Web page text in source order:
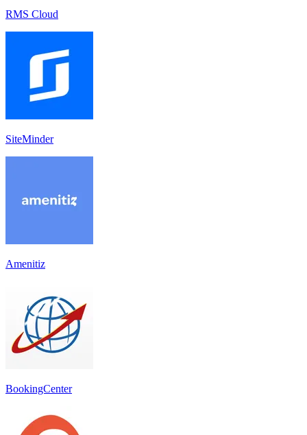
RMS Cloud
SiteMinder
Amenitiz
BookingCenter